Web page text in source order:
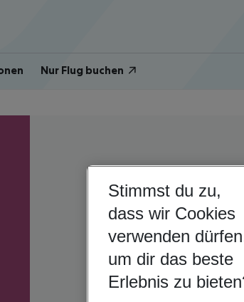
Nur Flug buchen
Stimmst du zu,
dass wir Cookies
verwenden
um dir das beste
Erlebnis zu